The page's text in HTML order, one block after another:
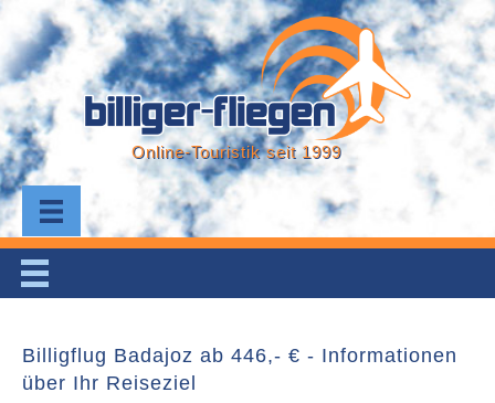
Online-Touristik seit 1999
Billigflug Badajoz ab 446,- € - Informationen
über Ihr Reiseziel